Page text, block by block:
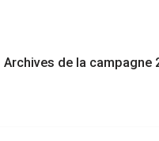
Archives de la campagne